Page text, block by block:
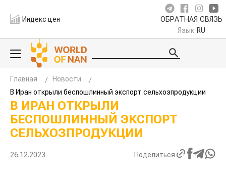
Индекс цен ОБРАТНАЯ СВЯЗЬ
Язык RU
Главная
Новости
В Иран открыли беспошлинный экспорт сельхозпродукции
В ИРАН ОТКРЫЛИ
БЕСПОШЛИННЫЙ ЭКСПОРТ
СЕЛЬХОЗПРОДУКЦИИ
26.12.2023 Поделиться